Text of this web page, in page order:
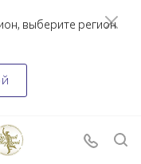
выберите регион